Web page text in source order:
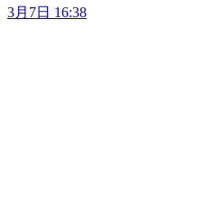
3月7日 16:38